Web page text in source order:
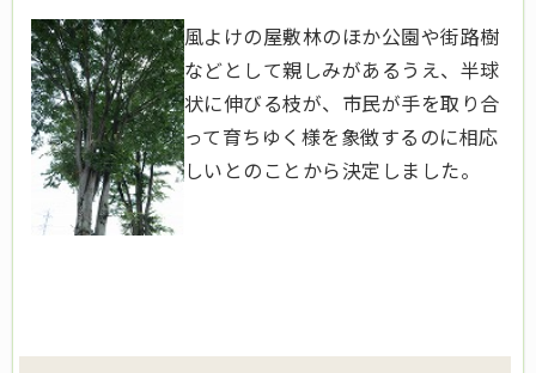
風よけの屋敷林のほか公園や街路樹
などとして親しみがあるうえ、半球
状に伸びる枝が、市民が手を取り合
って育ちゆく様を象徴するのに相応
しいとのことから決定しました。